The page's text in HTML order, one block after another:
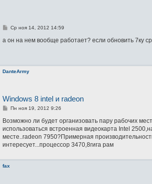
С
о
е
Ср ноя 14, 2012 14:59
а он на нем вообще работает? если обновить 7ку
DanteArmy
Windows 8 intel и radeon
С
о
щ
е
н
Пн ноя 19, 2012 9:26
Возможно ли будет организовать пару рабочих
использоваться встроенная видеокарта Intel
месте..radeon 7950?Примерная
интересует...процессор 3470,8гига рам
fax